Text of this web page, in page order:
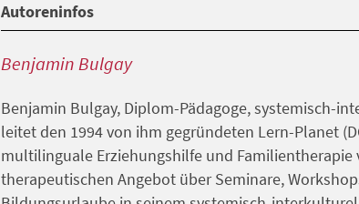
Autoreninfos
Benjamin Bulgay
Benjamin Bulgay, Diplom-Pädagoge, systemisch-
leitet den 1994 von ihm gegründeten Lern-Planet
multilinguale Erziehungshilfe und Familientherapie
therapeutischen Angebot über Seminare,